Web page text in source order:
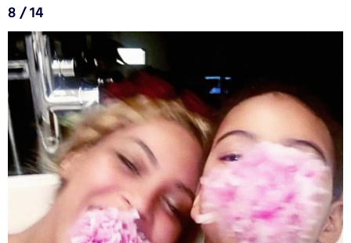
8 / 14